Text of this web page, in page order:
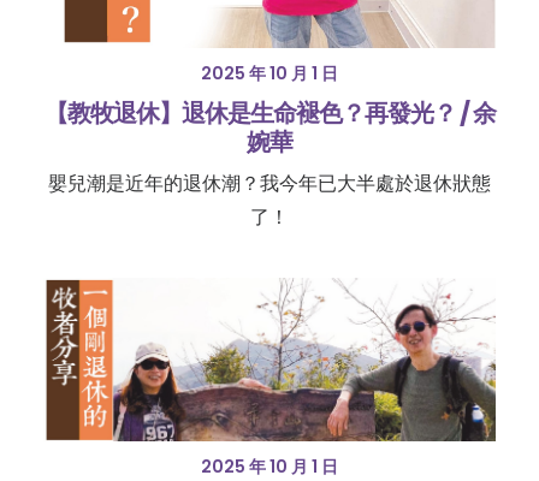
2025 年 10 月 1 日
【教牧退休】退休是生命褪色？再發光？ / 余
婉華
嬰兒潮是近年的退休潮？我今年已大半處於退休狀態
了！
2025 年 10 月 1 日